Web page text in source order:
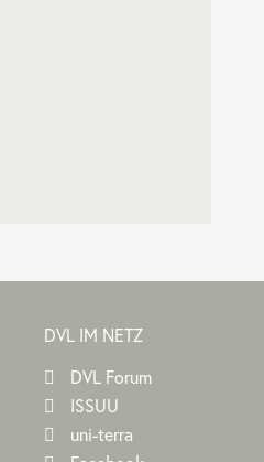
DVL IM NETZ
DVL Forum
ISSUU
uni-terra